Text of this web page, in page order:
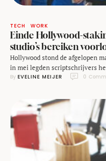
TECH WORK
Einde Hollywood-
studio’s bereiken
Hollywood stond de afgelopen
in mei legden scriptschrijvers
scriptschrijvers hebben nu een
de schrijvers - in zicht te
staken, …
By EVELINE MEIJER 0